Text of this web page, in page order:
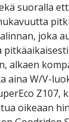
suoralla
joka
alkaen
aina W/V-
oikeaan